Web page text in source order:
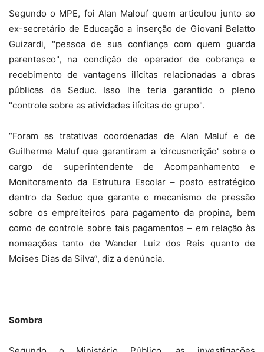
Segundo o MPE, foi Alan Malouf quem articulou junto ao
ex-secretário de Educação a inserção de Giovani Belatto
Guizardi, "pessoa de sua confiança com quem guarda
parentesco", na condição de operador de cobrança e
recebimento de vantagens ilícitas relacionadas a obras
públicas da Seduc. Isso lhe teria garantido o pleno
"controle sobre as atividades ilícitas do grupo".
“Foram as tratativas coordenadas de Alan Maluf e de
Guilherme Maluf que garantiram a 'circusncrição' sobre o
cargo de superintendente de Acompanhamento e
Monitoramento da Estrutura Escolar – posto estratégico
dentro da Seduc que garante o mecanismo de pressão
sobre os empreiteiros para pagamento da propina, bem
como de controle sobre tais pagamentos – em relação às
nomeações tanto de Wander Luiz dos Reis quanto de
Moises Dias da Silva”, diz a denúncia.
Sombra